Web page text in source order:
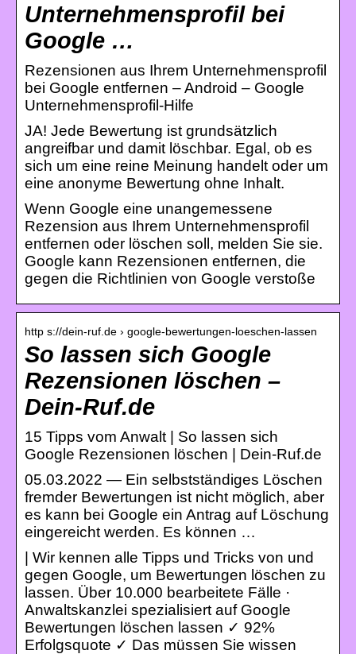
Unternehmensprofil bei
Google …
Rezensionen aus Ihrem Unternehmensprofil
bei Google entfernen – Android – Google
Unternehmensprofil-Hilfe
JA! Jede Bewertung ist grundsätzlich
angreifbar und damit löschbar. Egal, ob es
sich um eine reine Meinung handelt oder um
eine anonyme Bewertung ohne Inhalt.
Wenn Google eine unangemessene
Rezension aus Ihrem Unternehmensprofil
entfernen oder löschen soll, melden Sie sie.
Google kann Rezensionen entfernen, die
gegen die Richtlinien von Google verstoße
http s://dein-ruf.de › google-bewertungen-loeschen-lassen
So lassen sich Google
Rezensionen löschen –
Dein-Ruf.de
15 Tipps vom Anwalt | So lassen sich
Google Rezensionen löschen | Dein-Ruf.de
05.03.2022 — Ein selbstständiges Löschen
fremder Bewertungen ist nicht möglich, aber
es kann bei Google ein Antrag auf Löschung
eingereicht werden. Es können …
| Wir kennen alle Tipps und Tricks von und
gegen Google, um Bewertungen löschen zu
lassen. Über 10.000 bearbeitete Fälle ·
Anwaltskanzlei spezialisiert auf Google
Bewertungen löschen lassen ✓ 92%
Erfolgsquote ✓ Das müssen Sie wissen